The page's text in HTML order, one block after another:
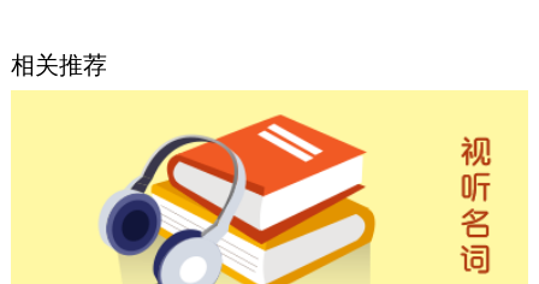
政民互动
12345网上接诉即办 我要咨询 我要建议
参与调查 在线访谈 图说互动
相关推荐